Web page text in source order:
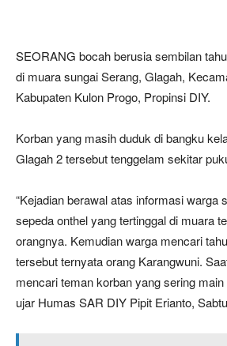
SEORANG bocah berusia sembilan
di muara sungai Serang, Glagah,
Kabupaten Kulon Progo, Propinsi DIY.
Korban yang masih duduk di bangku
Glagah 2 tersebut tenggelam sekitar
“Kejadian berawal atas informasi warga
sepeda onthel yang tertinggal di muara
orangnya. Kemudian warga mencari
tersebut ternyata orang Karangwuni.
mencari teman korban yang sering main
ujar Humas SAR DIY Pipit Erianto,